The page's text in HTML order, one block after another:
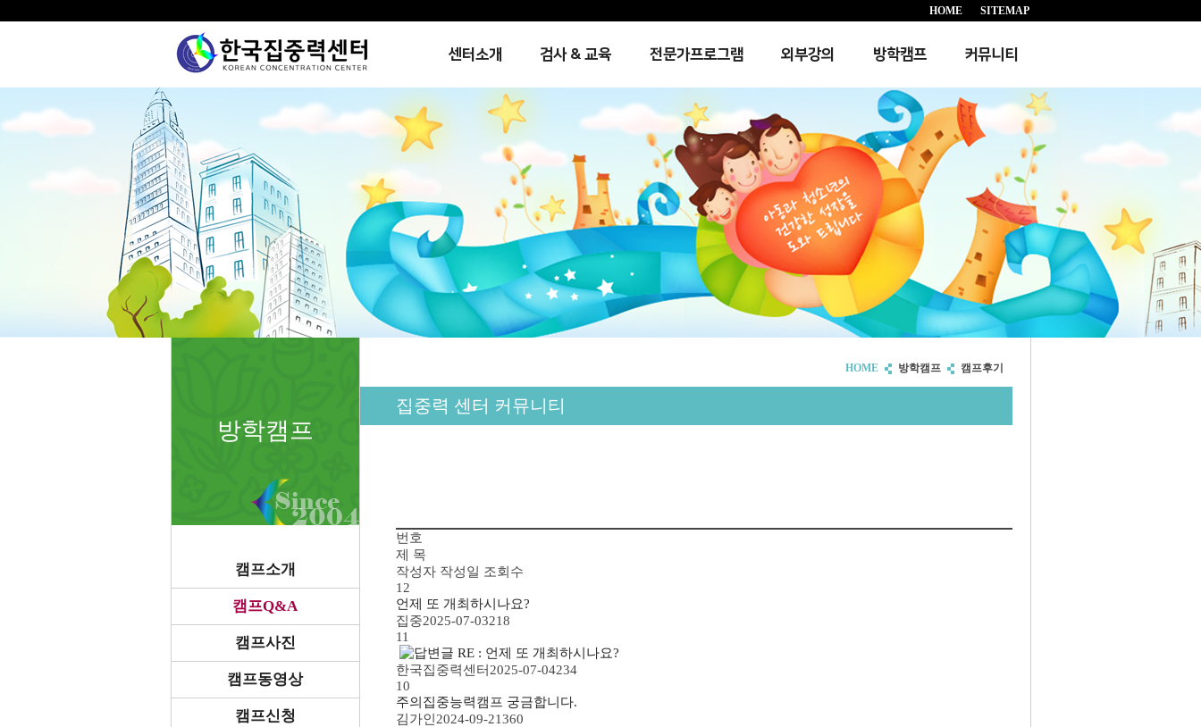
HOME SITEMAP
센터소개 검사 & 교육 전문가프로그램 외부강의 방학캠프 커뮤니티
방학캠프
캠프소개
캠프Q&A
캠프사진
캠프동영상
캠프신청
HOME 방학캠프 캠프후기
집중력 센터 커뮤니티
번호
제 목
작성자 작성일 조회수
12
언제 또 개최하시나요?
집중2025-07-03218
11
RE : 언제 또 개최하시나요?
한국집중력센터 2025-07-04234
10
주의집중능력캠프 궁금합니다.
김가인 2024-09-21360